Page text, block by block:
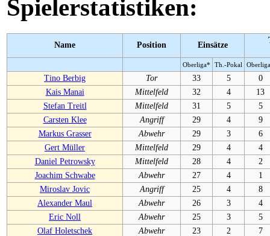
Spielerstatistiken:
Name Position Einsätze
Oberliga* Th.-Pokal
Tino Berbig Tor 33 5
0
Kais Manai
Mittelfeld 32 4
13
Stefan Treitl
Mittelfeld 31 5
5
Carsten Klee
Angriff 29 4
9
Markus Grasser
Abwehr 29 3
6
Gert Müller
Mittelfeld 29 4
4
Daniel Petrowsky
Mittelfeld 28 4
2
Joachim Schwabe
Abwehr 27 4
1
Miroslav Jovic
Angriff 25 4
8
Alexander Maul
Abwehr 26 3
4
Eric Noll
Abwehr 25 3
5
Olaf Holetschek
Abwehr 23 2
7